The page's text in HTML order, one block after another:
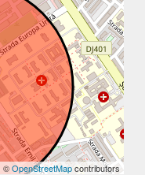
| ©OpenStreetMapcontributors